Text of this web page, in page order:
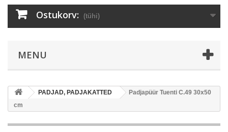
Ostukorv: (tühi)
MENU
PADJAD, PADJAKATTED
Padjapüür Tuenti C.49 30x50
cm